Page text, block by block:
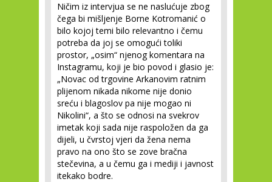
Ničim iz intervjua se ne naslućuje zbog
čega bi mišljenje Borne Kotromanić o
bilo kojoj temi bilo relevantno i čemu
potreba da joj se omogući toliki
prostor, „osim“ njenog komentara na
Instagramu, koji je bio povod i glasio je:
„Novac od trgovine Arkanovim ratnim
plijenom nikada nikome nije donio
sreću i blagoslov pa nije mogao ni
Nikolini“, a što se odnosi na svekrov
imetak koji sada nije raspoložen da ga
dijeli, u čvrstoj vjeri da žena nema
pravo na ono što se zove bračna
stečevina, a u čemu ga i mediji i javnost
itekako bodre.